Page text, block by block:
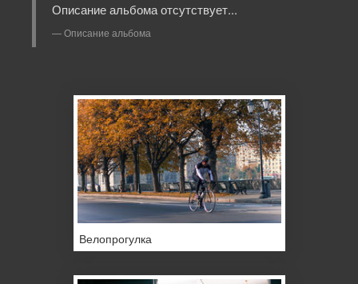
Описание альбома отсутствует...
Описание альбома
Велопрогулка